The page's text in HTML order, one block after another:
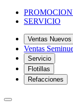
SERVICIO
Ventas Nuevos
Ventas
Servicio
Flotillas
Refacciones